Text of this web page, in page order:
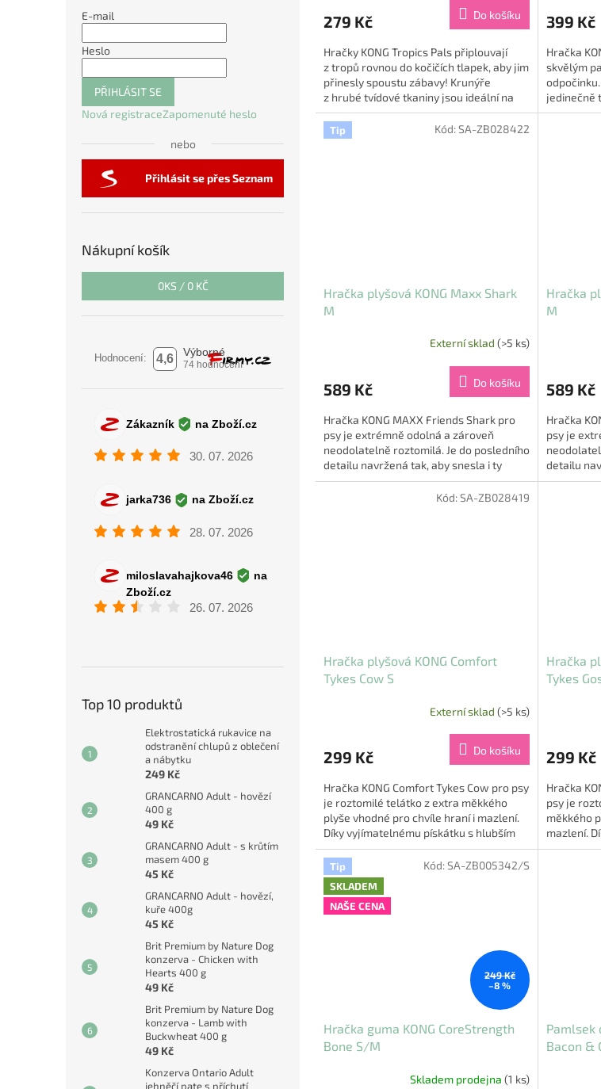
E-mail
Heslo
PŘIHLÁSIT SE
Nová registraceZapomenuté heslo
nebo
Přihlásit se přes Seznam
Nákupní košík
0KS / 0 KČ
Top 10 produktů
Elektrostatická rukavice na
odstranění chlupů z oblečení
a nábytku
249 Kč
GRANCARNO Adult - hovězí
400 g
49 Kč
GRANCARNO Adult - s krůtím
masem 400 g
45 Kč
GRANCARNO Adult - hovězí,
kuře 400g
45 Kč
Brit Premium by Nature Dog
konzerva - Chicken with
Hearts 400 g
49 Kč
Brit Premium by Nature Dog
konzerva - Lamb with
Buckwheat 400 g
49 Kč
Konzerva Ontario Adult
jehněčí pate s příchutí
279 Kč Do košíku
Hračky KONG Tropics Pals připlouvají
z tropů rovnou do kočičích tlapek, aby jim
přinesly spoustu zábavy! Krunýře
z hrubé tvídové tkaniny jsou ideální na
škrábání a...
399 Kč
Hračka
skvělým
jedinečně
které psa
Tip
Hračka plyšová KONG Maxx Shark
M
Externí sklad (>5 ks)
589 Kč Do košíku
Hračka KONG MAXX Friends Shark pro
psy je extrémně odolná a zároveň
neodolatelně roztomilá. Je do posledního
detailu navržená tak, aby snesla i ty
nejdivočejší hrátky. Materiál,...
Kód:SA-ZB028422
Hračka
M
je
z
5
hvězdiček.
589 Kč
Hračka
psy je
detailu
Hračka plyšová KONG Comfort
Tykes Cow S
Externí sklad (>5 ks)
299 Kč Do košíku
Hračka KONG Comfort Tykes Cow pro psy
je roztomilé telátko z extra měkkého
plyše vhodné pro chvíle hraní i mazlení.
Díky vyjímatelnému pískátku s hlubším
chrochtavým zvukem lze...
Kód:SA-ZB028419
Hračka
Tykes
299 Kč
Hračka
psy je
měkkého
mazlení.
hlubším
Tip
SKLADEM
NAŠE CENA
249 Kč
–8 %
Hračka guma KONG CoreStrength
Bone S/M
Skladem prodejna (1 ks)
Kód:SA-ZB005342/S
Pamlsek
Bacon &